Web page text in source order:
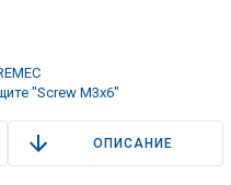
"Screw M3x6"
ОПИСАНИЕ